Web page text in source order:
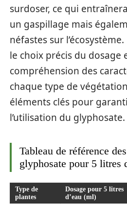
surdoser, ce qui
un gaspillage mais
néfastes sur
le choix précis du dosage
compréhension des
chaque type de
éléments clés pour
l’utilisation du glyphosate.
Tableau de référence
glyphosate pour 5 litres
Type de
plantes
Dosage pour 5 litres
d’eau (ml)